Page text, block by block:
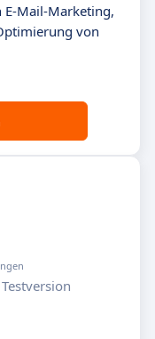
E-Mail-Marketing,
von